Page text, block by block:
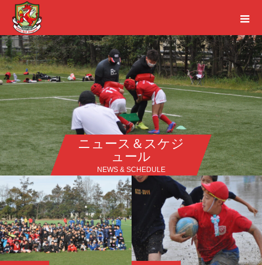
ニュース＆スケジ
ュール
NEWS & SCHEDULE